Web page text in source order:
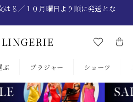
は８／１０月曜日より順に発送とな
LINGERIE
ぶ ブラジャー ショーツ